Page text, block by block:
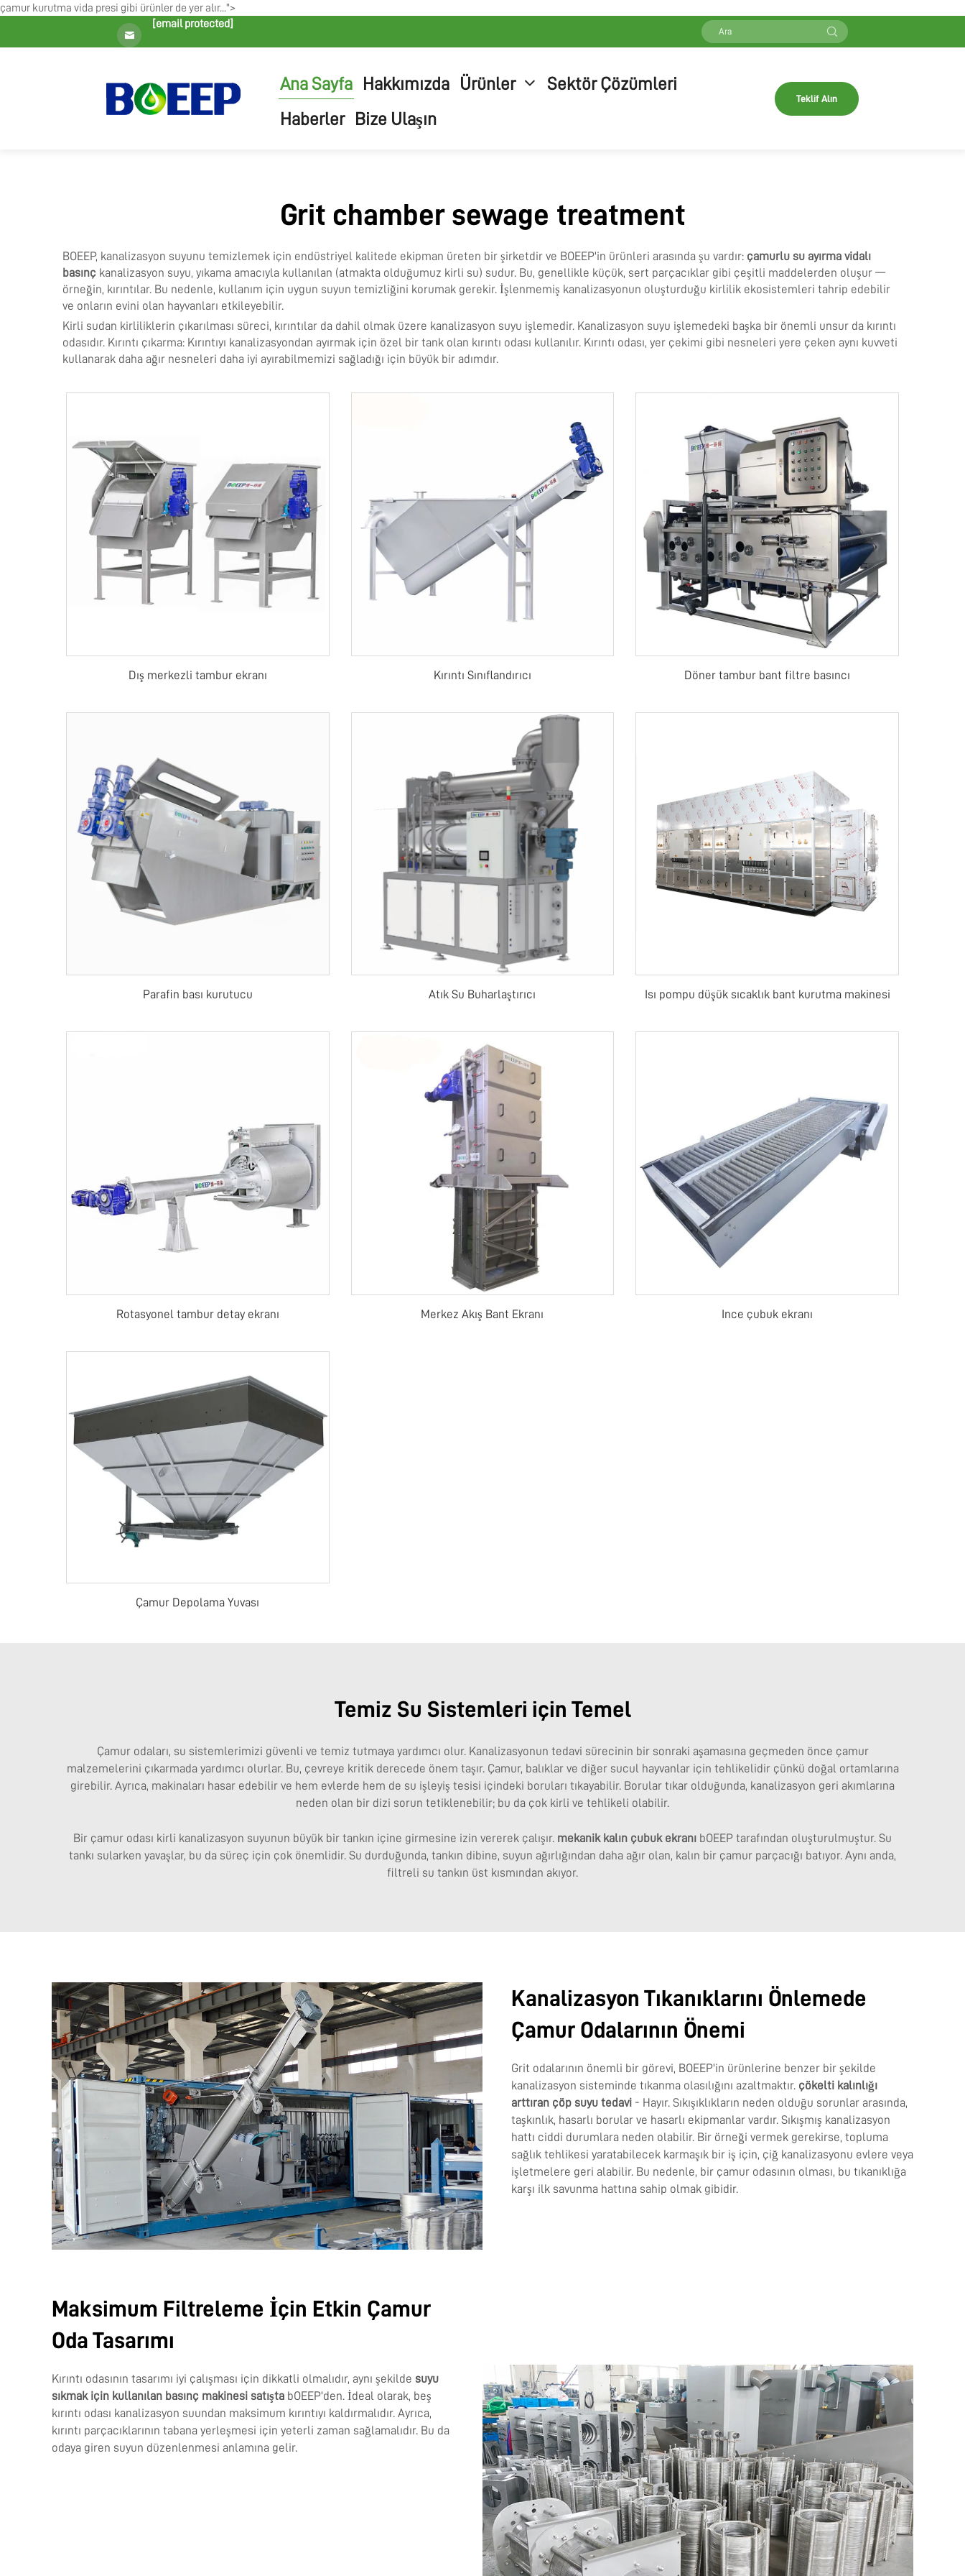
çamur kurutma vida presi gibi ürünler de yer alır...">
[email protected]
Ana Sayfa Hakkımızda Ürünler
Sektör Çözümleri
Haberler
Bize Ulaşın
Teklif Alın
Grit chamber sewage treatment
BOEEP, kanalizasyon suyunu temizlemek için endüstriyel kalitede ekipman üreten bir şirketdir ve BOEEP'in ürünleri arasında şu vardır: çamurlu su ayırma vidalı
basınç kanalizasyon suyu, yıkama amacıyla kullanılan (atmakta olduğumuz kirli su) sudur. Bu, genellikle küçük, sert parçacıklar gibi çeşitli maddelerden oluşur —
örneğin, kırıntılar. Bu nedenle, kullanım için uygun suyun temizliğini korumak gerekir. İşlenmemiş kanalizasyonun oluşturduğu kirlilik ekosistemleri tahrip edebilir
ve onların evini olan hayvanları etkileyebilir.
Kirli sudan kirliliklerin çıkarılması süreci, kırıntılar da dahil olmak üzere kanalizasyon suyu işlemedir. Kanalizasyon suyu işlemedeki başka bir önemli unsur da kırıntı
odasıdır. Kırıntı çıkarma: Kırıntıyı kanalizasyondan ayırmak için özel bir tank olan kırıntı odası kullanılır. Kırıntı odası, yer çekimi gibi nesneleri yere çeken aynı kuvveti
kullanarak daha ağır nesneleri daha iyi ayırabilmemizi sağladığı için büyük bir adımdır.
Dış merkezli tambur ekranı Kırıntı Sınıflandırıcı Döner tambur bant filtre basıncı
Parafin bası kurutucu Atık Su Buharlaştırıcı Isı pompu düşük sıcaklık bant kurutma makinesi
Rotasyonel tambur detay ekranı Merkez Akış Bant Ekranı Ince çubuk ekranı
Çamur Depolama Yuvası
Temiz Su Sistemleri için Temel
Çamur odaları, su sistemlerimizi güvenli ve temiz tutmaya yardımcı olur. Kanalizasyonun tedavi sürecinin bir sonraki aşamasına geçmeden önce çamur
malzemelerini çıkarmada yardımcı olurlar. Bu, çevreye kritik derecede önem taşır. Çamur, balıklar ve diğer sucul hayvanlar için tehlikelidir çünkü doğal ortamlarına
girebilir. Ayrıca, makinaları hasar edebilir ve hem evlerde hem de su işleyiş tesisi içindeki boruları tıkayabilir. Borular tıkar olduğunda, kanalizasyon geri akımlarına
neden olan bir dizi sorun tetiklenebilir; bu da çok kirli ve tehlikeli olabilir.
Bir çamur odası kirli kanalizasyon suyunun büyük bir tankın içine girmesine izin vererek çalışır. mekanik kalın çubuk ekranı bOEEP tarafından oluşturulmuştur. Su
tankı sularken yavaşlar, bu da süreç için çok önemlidir. Su durduğunda, tankın dibine, suyun ağırlığından daha ağır olan, kalın bir çamur parçacığı batıyor. Aynı anda,
filtreli su tankın üst kısmından akıyor.
Kanalizasyon Tıkanıklarını Önlemede
Çamur Odalarının Önemi
Grit odalarının önemli bir görevi, BOEEP'in ürünlerine benzer bir şekilde
kanalizasyon sisteminde tıkanma olasılığını azaltmaktır. çökelti kalınlığı
arttıran çöp suyu tedavi - Hayır. Sıkışıklıkların neden olduğu sorunlar arasında,
taşkınlık, hasarlı borular ve hasarlı ekipmanlar vardır. Sıkışmış kanalizasyon
hattı ciddi durumlara neden olabilir. Bir örneği vermek gerekirse, topluma
sağlık tehlikesi yaratabilecek karmaşık bir iş için, çiğ kanalizasyonu evlere veya
işletmelere geri alabilir. Bu nedenle, bir çamur odasının olması, bu tıkanıklığa
karşı ilk savunma hattına sahip olmak gibidir.
Maksimum Filtreleme İçin Etkin Çamur
Oda Tasarımı
Kırıntı odasının tasarımı iyi çalışması için dikkatli olmalıdır, aynı şekilde suyu
sıkmak için kullanılan basınç makinesi satışta bOEEP'den. İdeal olarak, beş
kırıntı odası kanalizasyon suundan maksimum kırıntıyı kaldırmalıdır. Ayrıca,
kırıntı parçacıklarının tabana yerleşmesi için yeterli zaman sağlamalıdır. Bu da
odaya giren suyun düzenlenmesi anlamına gelir.